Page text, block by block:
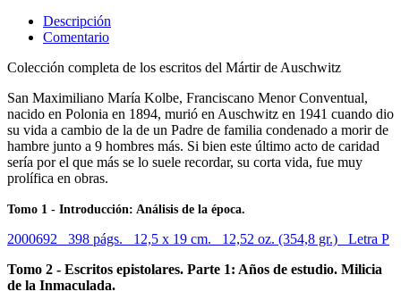
Descripción
Comentario
Colección completa de los escritos del Mártir de Auschwitz
San Maximiliano María Kolbe, Franciscano Menor Conventual,
nacido en Polonia en 1894, murió en Auschwitz en 1941 cuando dio
su vida a cambio de la de un Padre de familia condenado a morir de
hambre junto a 9 hombres más. Si bien este último acto de caridad
sería por el que más se lo suele recordar, su corta vida, fue muy
prolífica en obras.
Tomo 1 - Introducción: Análisis de la época.
2000692 398 págs. 12,5 x 19 cm. 12,52 oz. (354,8 gr.) Letra P
Tomo 2 - Escritos epistolares. Parte 1: Años de estudio. Milicia
de la Inmaculada.